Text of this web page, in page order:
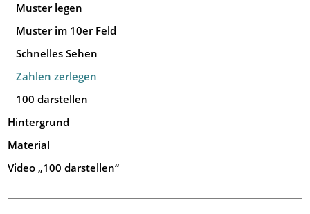
Muster legen
Muster im 10er Feld
Schnelles Sehen
Zahlen zerlegen
100 darstellen
Hintergrund
Material
Video „100 darstellen“